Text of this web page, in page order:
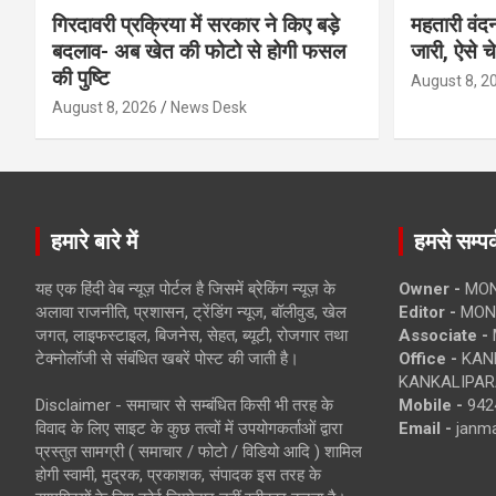
गिरदावरी प्रक्रिया में सरकार ने किए बड़े
बदलाव- अब खेत की फोटो से होगी फसल
की पुष्टि
August 8, 2026 News Desk
महतारी
जारी, ऐसे
August 8,
हमारे बारे में
यह एक हिंदी वेब न्यूज़ पोर्टल है जिसमें ब्रेकिंग न्यूज़ के
अलावा राजनीति, प्रशासन, ट्रेंडिंग न्यूज, बॉलीवुड, खेल
जगत, लाइफस्टाइल, बिजनेस, सेहत, ब्यूटी, रोजगार तथा
टेक्नोलॉजी से संबंधित खबरें पोस्ट की जाती है।
Disclaimer - समाचार से सम्बंधित किसी भी तरह के
विवाद के लिए साइट के कुछ तत्वों में उपयोगकर्ताओं द्वारा
प्रस्तुत सामग्री ( समाचार / फोटो / विडियो आदि ) शामिल
होगी स्वामी, मुद्रक, प्रकाशक, संपादक इस तरह के
हमसे
Owner -
Editor -
Associate -
Office -
Mobile -
Email -